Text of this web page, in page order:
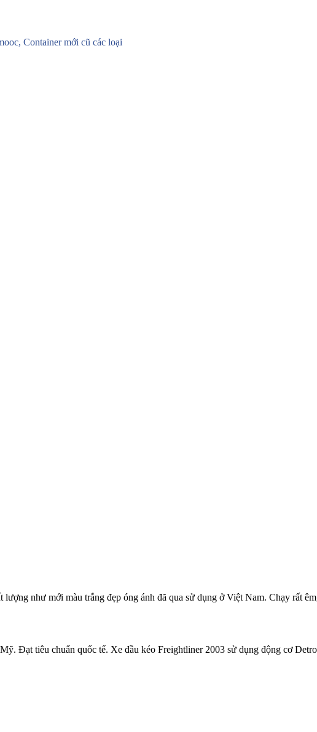
Container mới cũ các loại
như mới màu trắng đẹp óng ánh đã qua sử dụng ở Việt Nam. Chạy rất
Đạt tiêu chuẩn quốc tế. Xe đầu kéo Freightliner 2003 sử dụng động cơ